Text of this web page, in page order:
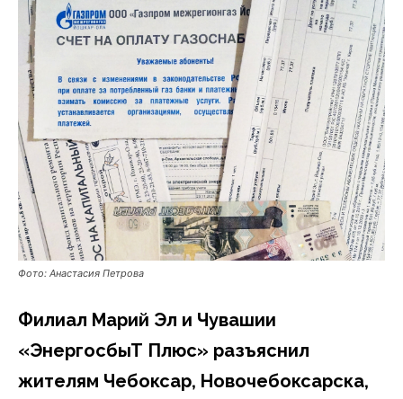
Фото: Анастасия Петрова
Филиал Марий Эл и Чувашии
«ЭнергосбыТ Плюс» разъяснил
жителям Чебоксар, Новочебоксарска,